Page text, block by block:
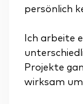
persönlich
Ich arbeite
Projekte
wirksam